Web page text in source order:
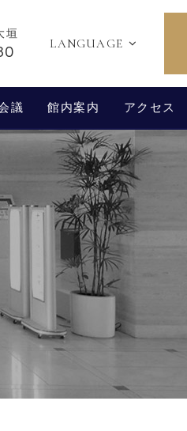
垣
LANGUAGE
議 館内案内 アクセス